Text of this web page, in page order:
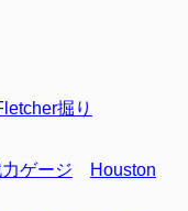
掘り
ゲージ
Houston